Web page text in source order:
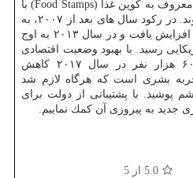
Nutrition Assistance Program) معروف به كوپن غذا (Food Stamps) با
رونق و ركود كم و زیاد می شوند. در ركود سال های بعد از ۲۰۰۷، به
تدریج تعداد گیرندگان كوپن غذا افزایش یافت و در سال ۲۰۱۳ به اوج
نفر آمریكایی رسید. با بهبود وضعیت اقتصادی
این رقم به ۴۲ میلیون و ۶۰۰ هزار نفر در سال ۲۰۱۷ كاهش
تجربه بشری است كه هرگاه لازم شد
پوشید. با پشتیبانی از دولت برای
جدید به پیروزی آن كمك نماییم.
5.0 از 5